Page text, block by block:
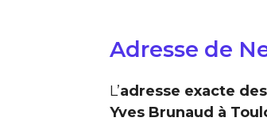
Adresse de
L’adresse exacte
Yves Brunaud à